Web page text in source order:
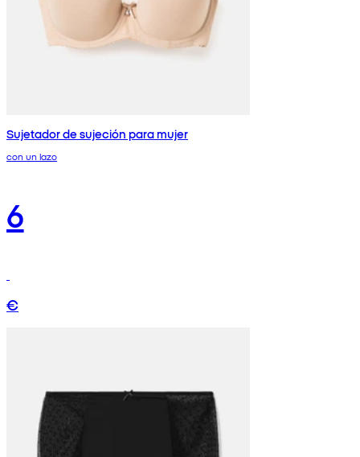
Sujetador de sujeción para mujer
con un lazo
6
€